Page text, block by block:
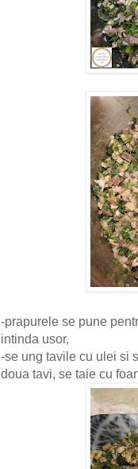
-prapurele se pune
intinda usor,
-se ung tavile cu ulei si
doua tavi, se taie cu